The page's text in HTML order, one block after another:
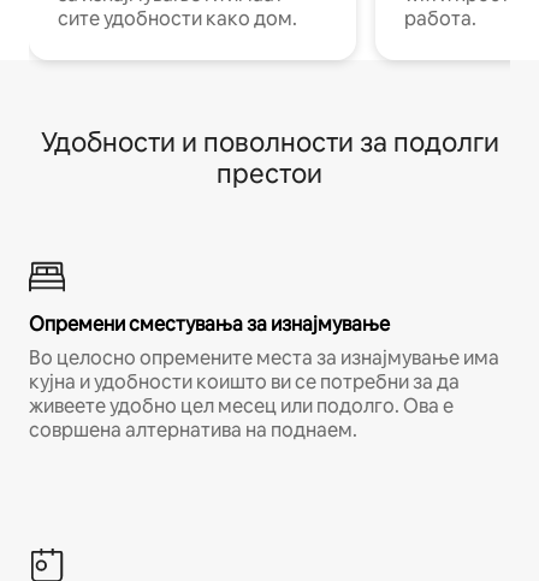
сите удобности како дом.
работа.
Удобности и поволности за подолги
престои
Опремени сместувања за изнајмување
Во целосно опремените места за изнајмување има
кујна и удобности коишто ви се потребни за да
живеете удобно цел месец или подолго. Ова е
совршена алтернатива на поднаем.